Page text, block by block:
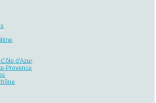
d'Azur
Provence